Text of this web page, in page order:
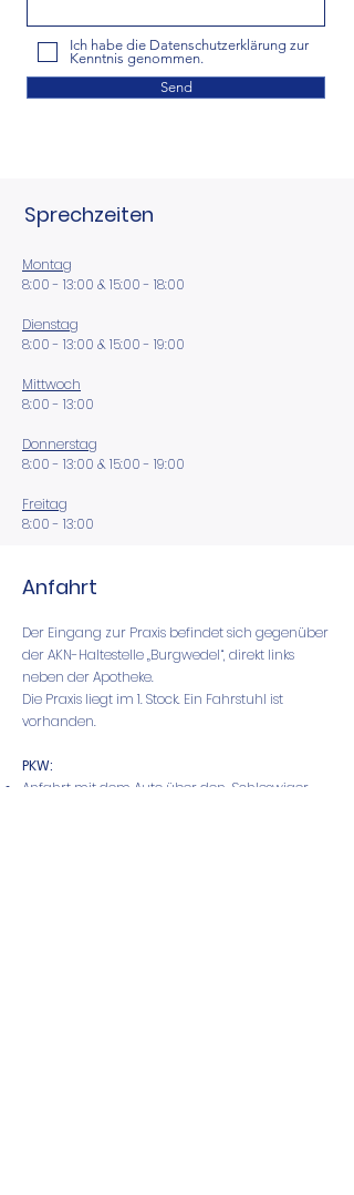
Ich habe die Datenschutzerklärung zur
Kenntnis genommen.
Send
Sprechzeiten
Montag
8:00 - 13:00 & 15:00 - 18:00
Dienstag
8:00 - 13:00 & 15:00 - 19:00
Mittwoch
8:00 - 13:00
Donnerstag
8:00 - 13:00 & 15:00 - 19:00
Freitag
8:00 - 13:00
Anfahrt
Der Eingang zur Praxis befindet sich gegenüber
der AKN-Haltestelle „Burgwedel“, direkt links
neben der Apotheke.
Die Praxis liegt im 1. Stock. Ein Fahrstuhl ist
vorhanden.
PKW:
Anfahrt mit dem Auto über den „Schleswiger